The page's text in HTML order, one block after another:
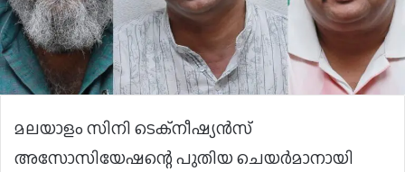
മലയാളം സിനി ടെക്നീഷ്യൻസ്
അസോസിയേഷന്റെ പുതിയ ചെയർമാനായി